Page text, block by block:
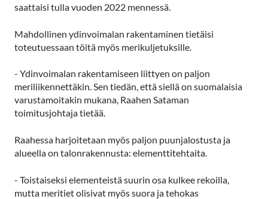
saattaisi tulla vuoden 2022 mennessä.
Mahdollinen ydinvoimalan rakentaminen tietäisi
toteutuessaan töitä myös merikuljetuksille.
- Ydinvoimalan rakentamiseen liittyen on paljon
meriliikennettäkin. Sen tiedän, että siellä on suomalaisia
varustamoitakin mukana, Raahen Sataman
toimitusjohtaja tietää.
Raahessa harjoitetaan myös paljon puunjalostusta ja
alueella on talonrakennusta: elementtitehtaita.
- Toistaiseksi elementeistä suurin osa kulkee rekoilla,
mutta meritiet olisivat myös suora ja tehokas